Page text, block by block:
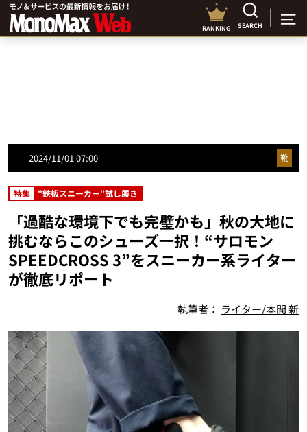
RANKING SEARCH
2024/11/01 07:00 靴
特集 "鉄板スニーカー"試し履き
「過酷な環境下でも完璧かも」秋の大地に
挑むならこのシューズ一択！“サロモン
SPEEDCROSS 3”をスニーカー系ライター
が徹底リポート
執筆者： ライター/本間 新